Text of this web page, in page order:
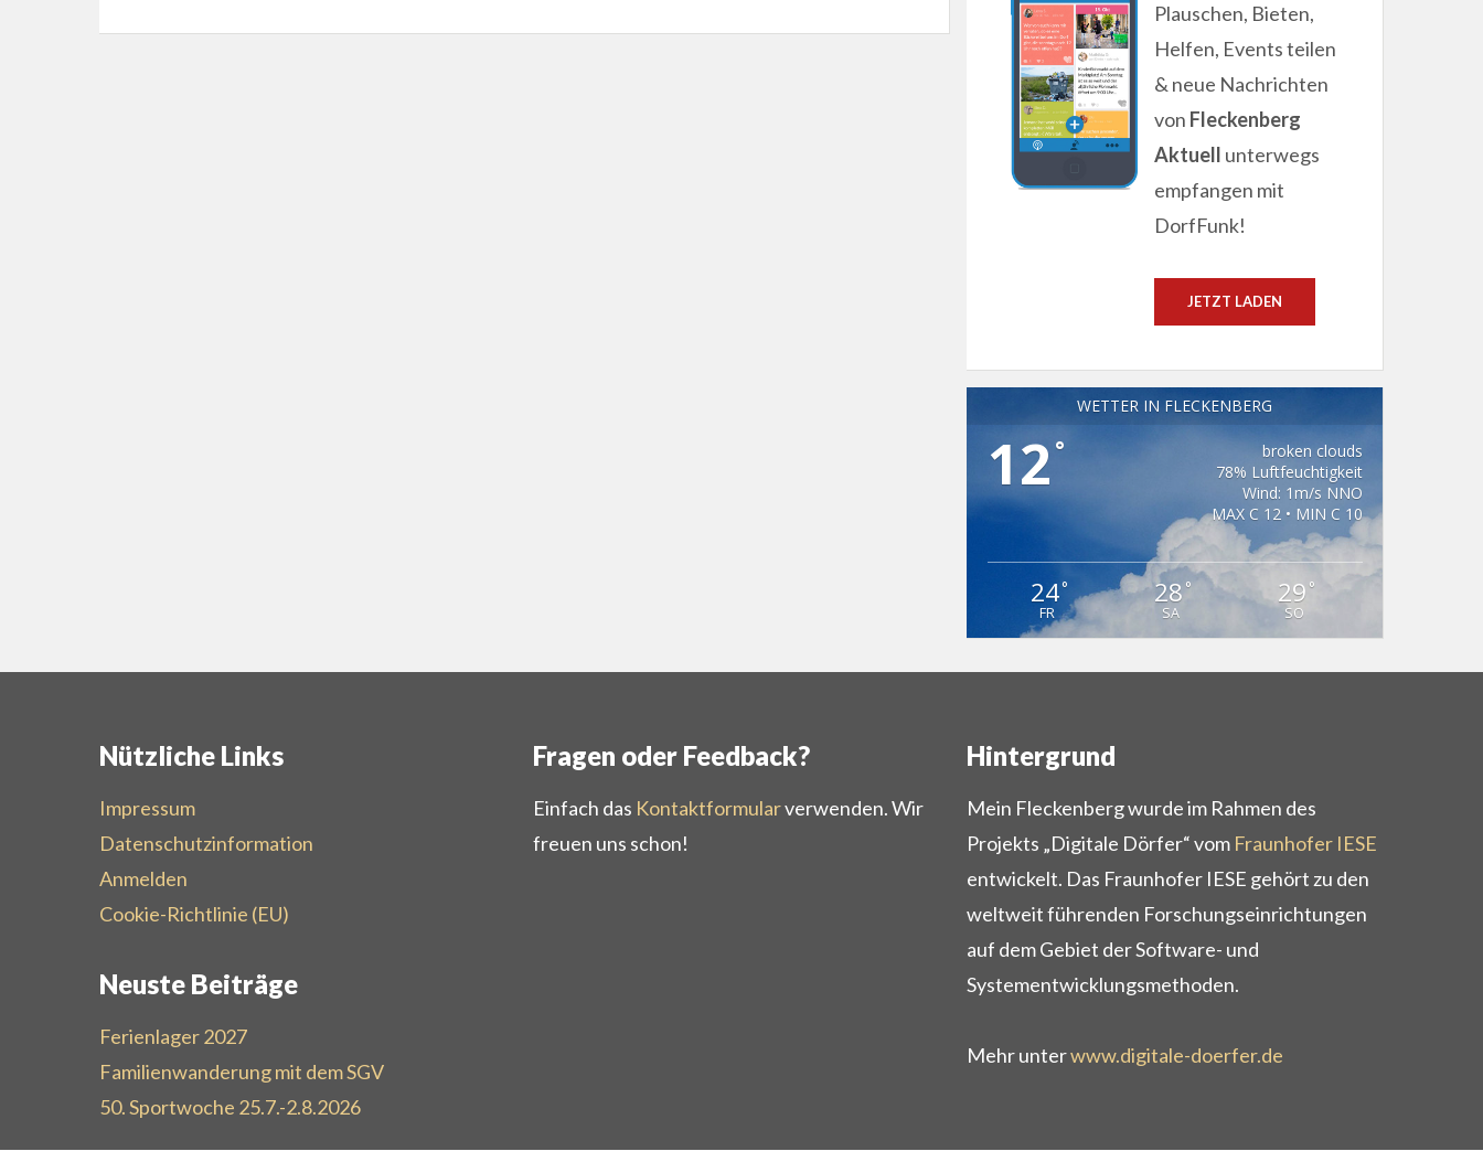
Plauschen, Bieten,
Helfen, Events teilen
& neue Nachrichten
von Fleckenberg
Aktuell unterwegs
empfangen mit
DorfFunk!
JETZT LADEN
WETTER IN FLECKENBERG
12 °
broken clouds
78% Luftfeuchtigkeit
Wind: 1m/s NNO
MAX C 12 • MIN C 10
24°
FR
28°
SA
29 °
SO
Nützliche Links
Impressum
Datenschutzinformation
Anmelden
Cookie-Richtlinie (EU)
Neuste Beiträge
Ferienlager 2027
Familienwanderung mit dem SGV
50. Sportwoche 25.7.-2.8.2026
Fragen oder Feedback?
Einfach das Kontaktformularverwenden. Wir
freuen uns schon!
Hintergrund
Mein Fleckenberg wurde im Rahmen des
Projekts „Digitale Dörfer“ vom Fraunhofer IESE
entwickelt. Das Fraunhofer IESE gehört zu den
weltweit führenden Forschungseinrichtungen
auf dem Gebiet der Software- und
Systementwicklungsmethoden.
Mehr unterwww.digitale-doerfer.de